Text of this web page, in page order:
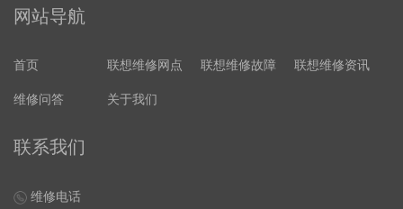
网站导航
首页 联想维修网点 联想维修故障 联想维修资讯
维修问答 关于我们
联系我们
维修电话